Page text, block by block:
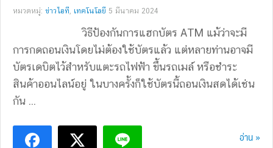
หมวดหมู่: ข่าวไอที, เทคโนโลยี 5 มีนาคม 2024
วิธีป้องกันการแฮกบัตร ATM แม้ว่าจะมี
การกดถอนเงินโดยไม่ต้องใช้บัตรแล้ว แต่หลายท่านอาจมี
บัตรเดบิตไว้สำหรับแตะรถไฟฟ้า ขึ้นรถเมล์ หรือชำระ
สินค้าออนไลน์อยู่ ในบางครั้งก็ใช้บัตรนี้ถอนเงินสดได้เช่น
กัน ...
อ่าน »